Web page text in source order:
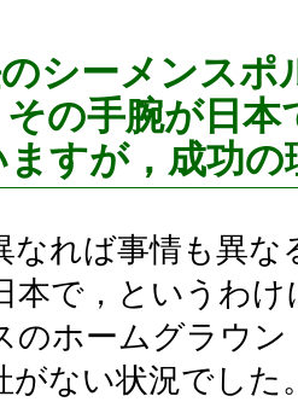
シーメンスポ
の手腕が日
すが，成功
れば事情も異な
本で，というわ
のホームグラウ
がない状況でし